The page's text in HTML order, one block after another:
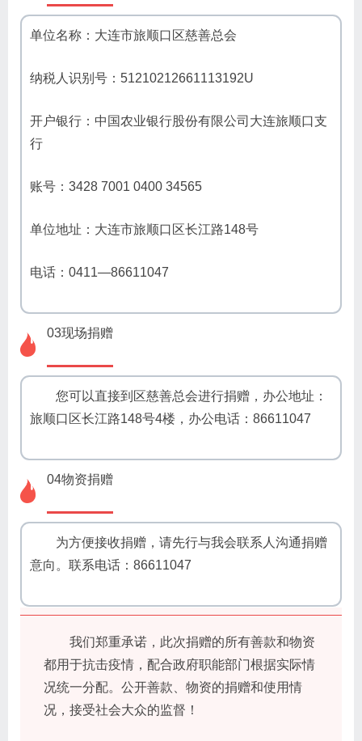
单位名称：大连市旅顺口区慈善总会
纳税人识别号：51210212661113192U
开户银行：中国农业银行股份有限公司大连旅顺口支
行
账号：3428 7001 0400 34565
单位地址：大连市旅顺口区长江路148号
电话：0411—86611047
03现场捐赠
您可以直接到区慈善总会进行捐赠，办公地址：
旅顺口区长江路148号4楼，办公电话：86611047
04物资捐赠
为方便接收捐赠，请先行与我会联系人沟通捐赠
意向。联系电话：86611047
我们郑重承诺，此次捐赠的所有善款和物资
都用于抗击疫情，配合政府职能部门根据实际情
况统一分配。公开善款、物资的捐赠和使用情
况，接受社会大众的监督！